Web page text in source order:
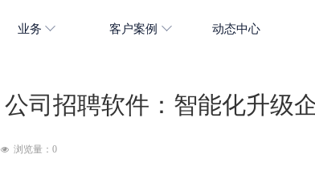
业务 客户案例 动态中心
公司招聘软件：智能化升级
넶 浏览量： 0